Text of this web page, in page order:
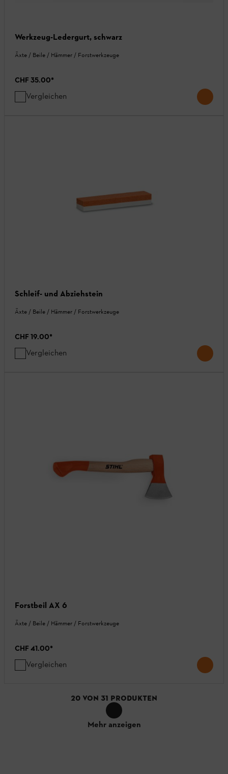
Werkzeug-Ledergurt, schwarz
Äxte / Beile / Hämmer / Forstwerkzeuge
CHF 35.00*
Vergleichen
Schleif- und Abziehstein
Äxte / Beile / Hämmer / Forstwerkzeuge
CHF 19.00*
Vergleichen
Forstbeil AX 6
Äxte / Beile / Hämmer / Forstwerkzeuge
CHF 41.00*
Vergleichen
20 VON 31 PRODUKTEN
Mehr anzeigen